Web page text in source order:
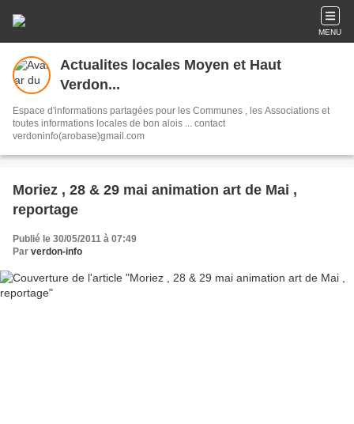
MENU
Actualites locales Moyen et Haut
Verdon...
Espace d'informations partagées pour les Communes , les Associations et
toutes informations locales de bon alois ... contact
verdoninfo(arobase)gmail.com
Moriez , 28 & 29 mai animation art de Mai ,
reportage
Publié le 30/05/2011 à 07:49
Par verdon-info